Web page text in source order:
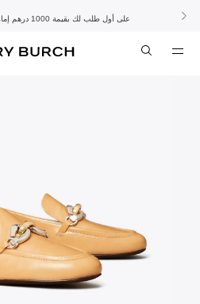
الموسمتسوّقي التشكيلة تشكيلة عيدتسوقي
10% على أول طلب لك بقيمة 1000 درهم إماراتي أو أكثر- الشحن المجاني
- تسوق الآن واستلم في